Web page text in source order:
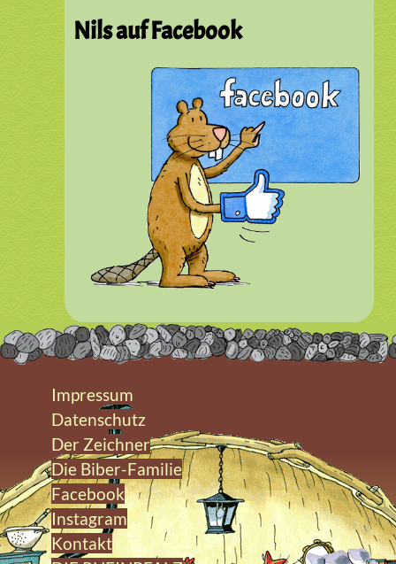
Nils auf Facebook
Impressum
Datenschutz
Der Zeichner
Die Biber-Familie
Facebook
Instagram
Kontakt